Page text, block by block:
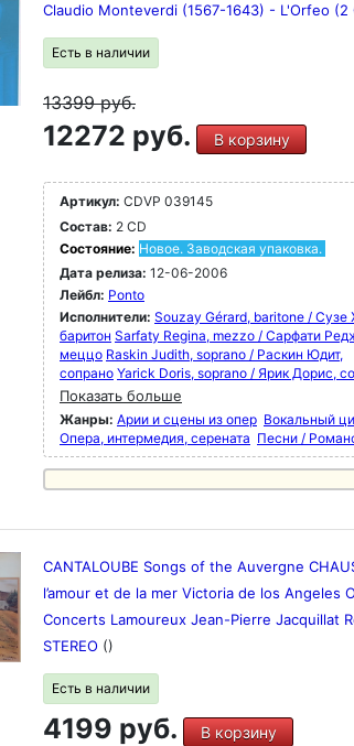
Claudio Monteverdi (1567-1643) - L'Orfeo (2
Есть в наличии
13399руб.
12272 руб. В корзину
Артикул: CDVP 039145
Состав: 2 CD
Состояние: Новое. Заводская упаковка.
Дата релиза: 12-06-2006
Лейбл: Ponto
Исполнители: Souzay Gérard, baritone / Сузе
баритон Sarfaty Regina, mezzo / Сарфати
меццо Raskin Judith, soprano / Раскин Юдит,
сопрано Yarick Doris, soprano / Ярик Дорис,
Показать больше
Жанры: Арии и сцены из опер Вокальный
Опера, интермедия, серената Песни /
CANTALOUBE Songs of the Auvergne
l’amour et de la mer Victoria de los Angeles
Concerts Lamoureux Jean-Pierre Jacquillat
STEREO ()
Есть в наличии
4199 руб. В корзину